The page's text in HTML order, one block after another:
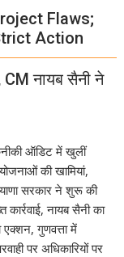
Flaws;
Action
CM नायब सैनी ने
ऑडिट में खुलीं
की खामियां,
सरकार ने शुरू की
कार्रवाई, नायब सैनी का
एक्शन, गुणवत्ता में
पर अधिकारियों पर